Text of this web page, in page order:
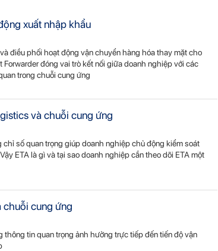
xuất nhập khẩu
điều phối hoạt động vận chuyển hàng hóa thay mặt cho
đóng vai trò kết nối giữa doanh nghiệp với các
trong chuỗi cung ứng
và chuỗi cung ứng
số quan trọng giúp doanh nghiệp chủ động kiểm soát
ETA là gì và tại sao doanh nghiệp cần theo dõi ETA một
chuỗi cung ứng
tin quan trọng ảnh hưởng trực tiếp đến tiến độ vận